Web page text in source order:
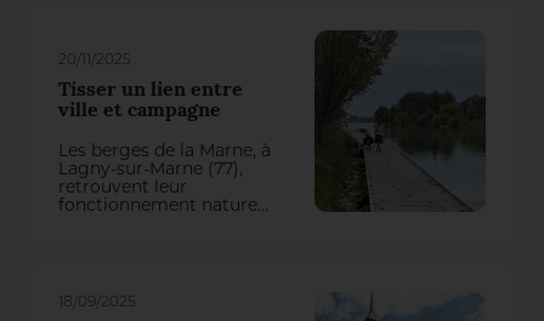
20/11/2025
Tisser un lien entre
ville et campagne
Les berges de la Marne, à
Lagny-sur-Marne (77),
retrouvent leur
fonctionnement naturel.
riche et partagé.
18/09/2025